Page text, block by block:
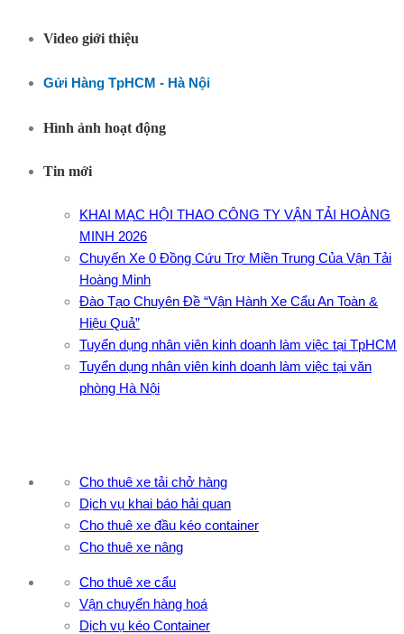
Video giới thiệu
Gửi Hàng TpHCM - Hà Nội
Hình ảnh hoạt động
Tin mới
KHAI MẠC HỘI THAO CÔNG TY VẬN TẢI HOÀNG
MINH 2026
Chuyến Xe 0 Đồng Cứu Trợ Miền Trung Của Vận Tải
Hoàng Minh
Đào Tạo Chuyên Đề “Vận Hành Xe Cẩu An Toàn &
Hiệu Quả”
Tuyển dụng nhân viên kinh doanh làm việc tại TpHCM
Tuyển dụng nhân viên kinh doanh làm việc tại văn
phòng Hà Nội
Cho thuê xe tải chở hàng
Dịch vụ khai báo hải quan
Cho thuê xe đầu kéo container
Cho thuê xe nâng
Cho thuê xe cẩu
Vận chuyển hàng hoá
Dịch vụ kéo Container